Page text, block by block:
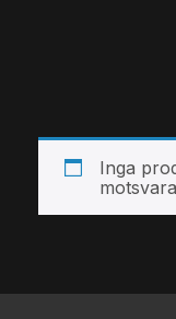
Inga